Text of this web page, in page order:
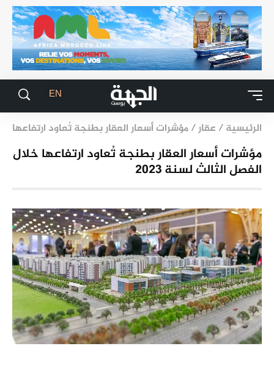
EN
الرئيسية/ عقار/مؤشرات أسعار العقار بطنجة تُعاود ارتفاعها
مؤشرات أسعار العقار بطنجة تُعاود ارتفاعها خلال
الفصل الثالث لسنة 2023